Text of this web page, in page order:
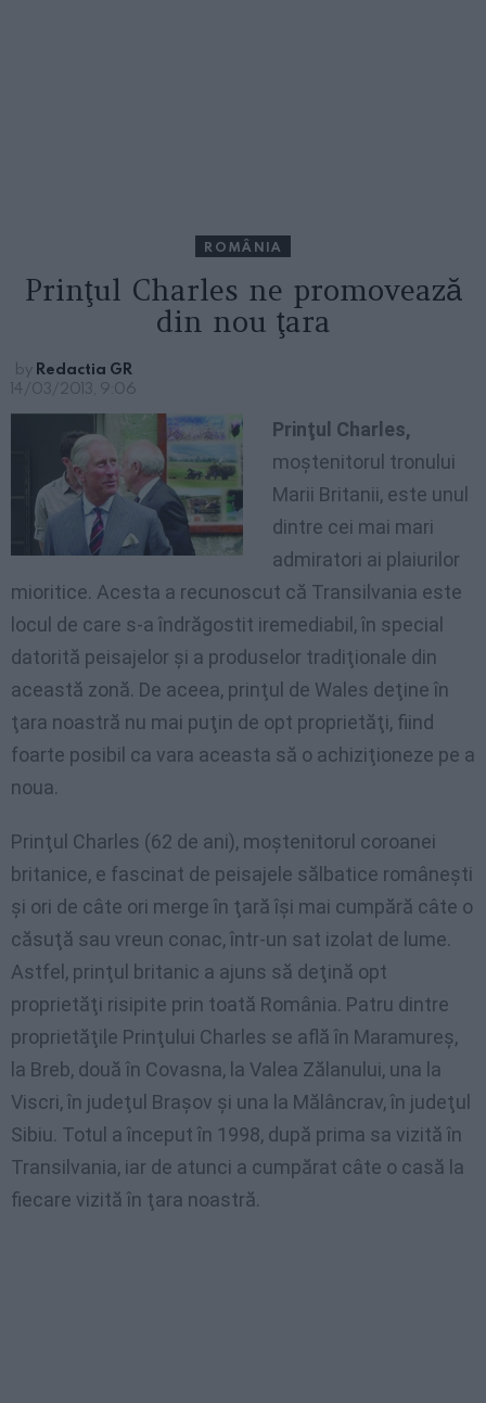
ROMÂNIA
Prinţul Charles ne promovează
din nou ţara
by Redactia GR
14/03/2013, 9:06
Prinţul Charles,
moştenitorul tronului
Marii Britanii, este unul
dintre cei mai mari
admiratori ai plaiurilor
mioritice. Acesta a recunoscut că Transilvania este
locul de care s-a îndrăgostit iremediabil, în special
datorită peisajelor şi a produselor tradiţionale din
această zonă. De aceea, prinţul de Wales deţine în
ţara noastră nu mai puţin de opt proprietăţi, fiind
foarte posibil ca vara aceasta să o achiziţioneze pe a
noua.
Prinţul Charles (62 de ani), moştenitorul coroanei
britanice, e fascinat de peisajele sălbatice româneşti
şi ori de câte ori merge în ţară îşi mai cumpără câte o
căsuţă sau vreun conac, într-un sat izolat de lume.
Astfel, prinţul britanic a ajuns să deţină opt
proprietăţi risipite prin toată România. Patru dintre
proprietăţile Prinţului Charles se află în Maramureş,
la Breb, două în Covasna, la Valea Zălanului, una la
Viscri, în judeţul Braşov şi una la Mălâncrav, în judeţul
Sibiu. Totul a început în 1998, după prima sa vizită în
Transilvania, iar de atunci a cumpărat câte o casă la
fiecare vizită în ţara noastră.